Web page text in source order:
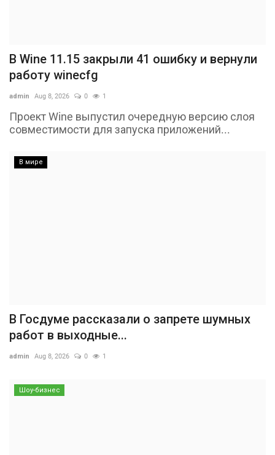
В Wine 11.15 закрыли 41 ошибку и вернули
работу winecfg
admin Aug 8, 2026 0 1
Проект Wine выпустил очередную версию слоя
совместимости для запуска приложений...
В мире
В Госдуме рассказали о запрете шумных
работ в выходные...
admin Aug 8, 2026 0 1
Шоу-бизнес